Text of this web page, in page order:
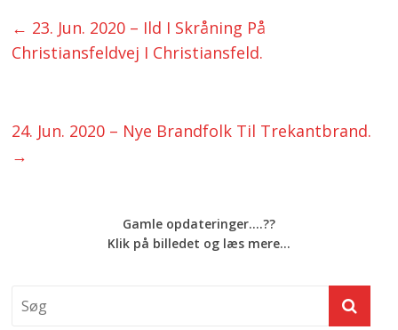
← 23. Jun. 2020 – Ild I Skråning På
Christiansfeldvej I Christiansfeld.
24. Jun. 2020 – Nye Brandfolk Til Trekantbrand.
→
Gamle opdateringer....??
Klik på billedet og læs mere...